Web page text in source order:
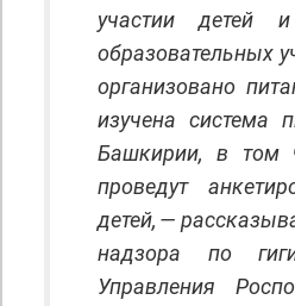
участии детей
образовательных
организовано
изучена система
Башкирии, в том
проведут
детей, —
надзора по
Управления